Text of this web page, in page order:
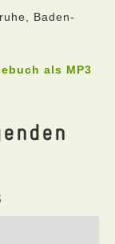
Baden-
als MP3